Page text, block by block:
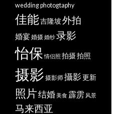
wedding photogtaphy
佳能吉隆坡外拍
婚宴婚摄婚纱录影
怡保 情侣照 拍摄拍照
摄影 摄影师攝影更新
照片结婚美食 霹雳 风景
马来西亚